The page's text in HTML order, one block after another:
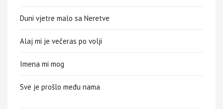
Duni vjetre malo sa Neretve
Alaj mi je večeras po volji
Imena mi mog
Sve je prošlo među nama